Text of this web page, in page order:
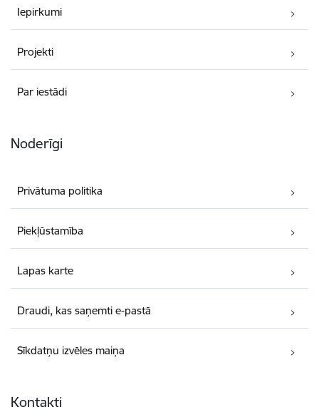
Iepirkumi
Projekti
Par iestādi
Noderīgi
Privātuma politika
Piekļūstamība
Lapas karte
Draudi, kas saņemti e-pastā
Sīkdatņu izvēles maiņa
Kontakti